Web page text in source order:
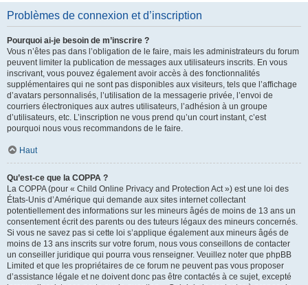
Problèmes de connexion et d’inscription
Pourquoi ai-je besoin de m’inscrire ?
Vous n’êtes pas dans l’obligation de le faire, mais les administrateurs du forum
peuvent limiter la publication de messages aux utilisateurs inscrits. En vous
inscrivant, vous pouvez également avoir accès à des fonctionnalités
supplémentaires qui ne sont pas disponibles aux visiteurs, tels que l’affichage
d’avatars personnalisés, l’utilisation de la messagerie privée, l’envoi de
courriers électroniques aux autres utilisateurs, l’adhésion à un groupe
d’utilisateurs, etc. L’inscription ne vous prend qu’un court instant, c’est
pourquoi nous vous recommandons de le faire.
Haut
Qu’est-ce que la COPPA ?
La COPPA (pour « Child Online Privacy and Protection Act ») est une loi des
États-Unis d’Amérique qui demande aux sites internet collectant
potentiellement des informations sur les mineurs âgés de moins de 13 ans un
consentement écrit des parents ou des tuteurs légaux des mineurs concernés.
Si vous ne savez pas si cette loi s’applique également aux mineurs âgés de
moins de 13 ans inscrits sur votre forum, nous vous conseillons de contacter
un conseiller juridique qui pourra vous renseigner. Veuillez noter que phpBB
Limited et que les propriétaires de ce forum ne peuvent pas vous proposer
d’assistance légale et ne doivent donc pas être contactés à ce sujet, excepté